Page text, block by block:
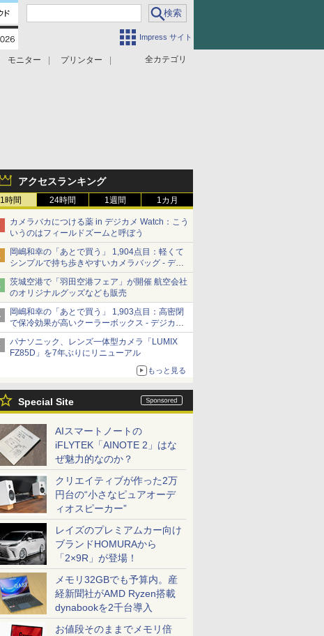
Impress サイト
全カテゴリ
モニター
プリンター
アクセスランキング
1時間 24時間 1週間 1カ月
カメラバカにつける薬 in デジカメ Watch：こう
いうのはフィールドズームと呼ぼう
岡嶋和幸の「あとで買う」 1,904点目：軽くて
シンプルで持ち歩きやすいカメラバッグ - デジ
カメ Watch
茨城空港で「羽田空港フェア」が開催 航空会社
のオリジナルグッズなども販売
岡嶋和幸の「あとで買う」 1,903点目：高密閉
で保冷効果が高いクーラーボックス - デジカメ
Watch
パナソニック、レンズ一体型カメラ「LUMIX
FZ85D」を7年ぶりにリニューアル
もっと見る
Special Site
AIスマートノートの
iFLYTEK「AINOTE 2」はな
ぜ魅力的なのか？
クリエイティブが作った2万
円台の“小さなピュアオーデ
ィオスピーカー”
レイズのプレミアムカー向け
ブランドHOMURAから
「2×9R」が登場！
メモリ32GBでも予算内。産
経新聞社がAMD Ryzen搭載
dynabookを2千台導入
お値段そのままでメモリ倍